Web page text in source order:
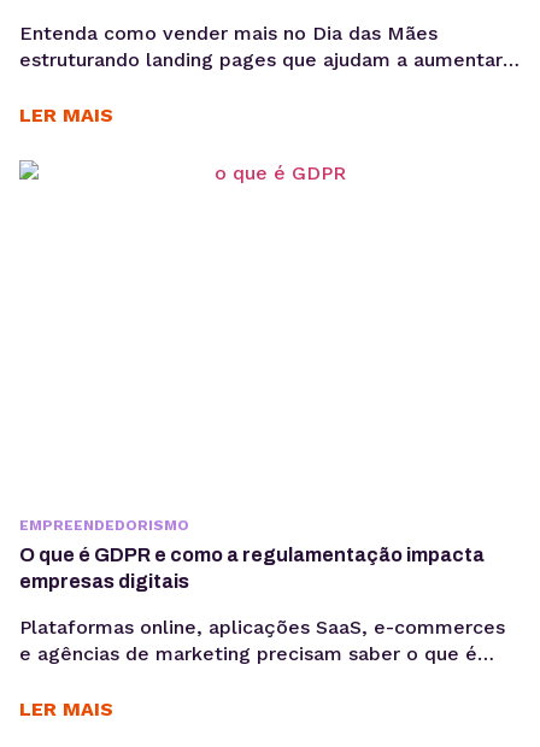
Entenda como vender mais no Dia das Mães
estruturando landing pages que ajudam a aumentar
sustentar campanhas com apoio de performance e
com maior potencial para campanhas promocionais e
LER MAIS
EMPREENDEDORISMO
O que é GDPR e como a regulamentação impacta
empresas digitais
Plataformas online, aplicações SaaS, e-commerces
e agências de marketing precisam saber o que é
sensíveis, o que aumenta a exposição a riscos
LER MAIS